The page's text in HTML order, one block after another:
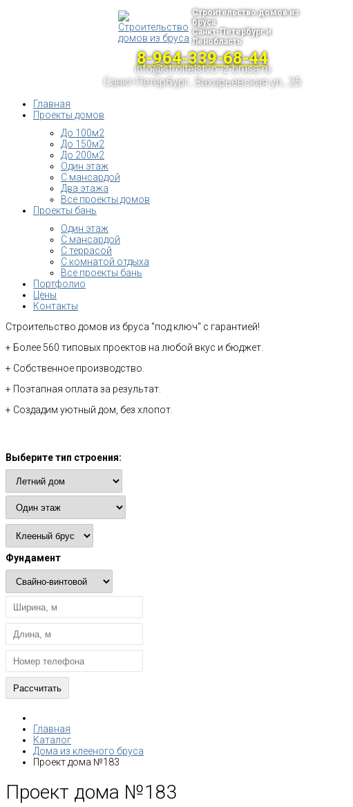
Строительство домов из
бруса
Санкт-Петербург и
Ленобласть
8-964-339-68-44
info@stroitelstvo-iz-brusa.ru
Санкт-Петербург, Захарьевская ул., 25
Главная
Проекты домов
До 100м2
До 150м2
До 200м2
Один этаж
С мансардой
Два этажа
Все проекты домов
Проекты бань
Один этаж
С мансардой
С террасой
С комнатой отдыха
Все проекты бань
Портфолио
Цены
Контакты
Строительство домов из бруса "под ключ" с гарантией!
+ Более 560 типовых проектов на любой вкус и бюджет.
+ Собственное производство.
+ Поэтапная оплата за результат.
+ Создадим уютный дом, без хлопот.
Выберите тип строения:
Фундамент
Главная
Каталог
Дома из клееного бруса
Проект дома №183
Проект дома №183